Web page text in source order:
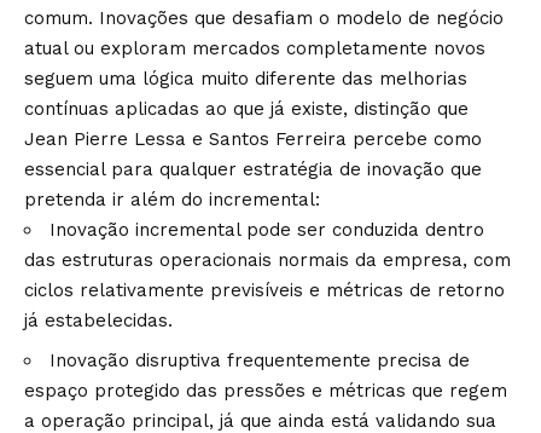
comum. Inovações que desafiam o modelo de negócio
atual ou exploram mercados completamente novos
seguem uma lógica muito diferente das melhorias
contínuas aplicadas ao que já existe, distinção que
Jean Pierre Lessa e Santos Ferreira percebe como
essencial para qualquer estratégia de inovação que
pretenda ir além do incremental:
Inovação incremental pode ser conduzida dentro
das estruturas operacionais normais da empresa, com
ciclos relativamente previsíveis e métricas de retorno
já estabelecidas.
Inovação disruptiva frequentemente precisa de
espaço protegido das pressões e métricas que regem
a operação principal, já que ainda está validando sua